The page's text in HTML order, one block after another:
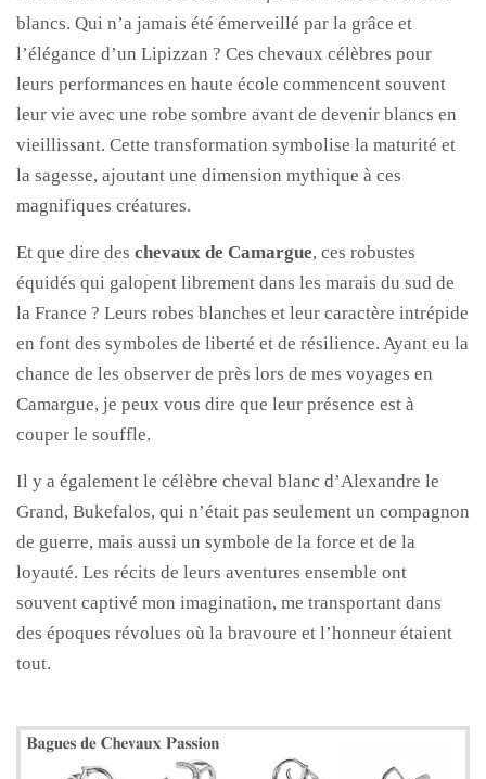
blancs. Qui n’a jamais été émerveillé par la grâce et
l’élégance d’un Lipizzan ? Ces chevaux célèbres pour
leurs performances en haute école commencent souvent
leur vie avec une robe sombre avant de devenir blancs en
vieillissant. Cette transformation symbolise la maturité et
la sagesse, ajoutant une dimension mythique à ces
magnifiques créatures.
Et que dire des chevaux de Camargue, ces robustes
équidés qui galopent librement dans les marais du sud de
la France ? Leurs robes blanches et leur caractère intrépide
en font des symboles de liberté et de résilience. Ayant eu la
chance de les observer de près lors de mes voyages en
Camargue, je peux vous dire que leur présence est à
couper le souffle.
Il y a également le célèbre cheval blanc d’Alexandre le
Grand, Bukefalos, qui n’était pas seulement un compagnon
de guerre, mais aussi un symbole de la force et de la
loyauté. Les récits de leurs aventures ensemble ont
souvent captivé mon imagination, me transportant dans
des époques révolues où la bravoure et l’honneur étaient
tout.